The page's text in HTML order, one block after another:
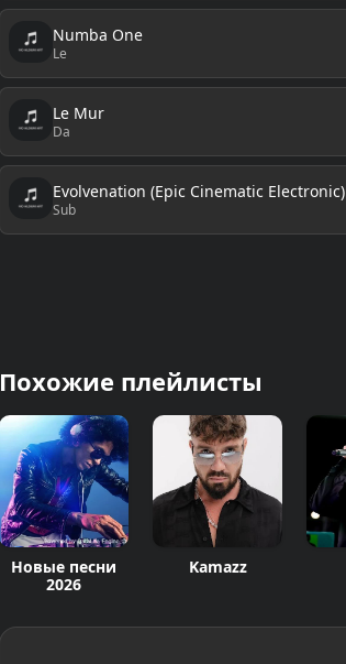
Numba One
Le
Le Mur
Da
Evolvenation (Epic Cinematic Electronic)
Sub
Похожие плейлисты
Новые песни
2026
Kamazz